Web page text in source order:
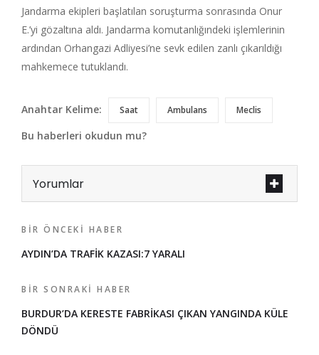
Jandarma ekipleri başlatılan soruşturma sonrasında Onur
E.’yi gözaltına aldı. Jandarma komutanlığındeki işlemlerinin
ardından Orhangazi Adliyesi’ne sevk edilen zanlı çıkarıldığı
mahkemece tutuklandı.
Anahtar Kelime: Saat Ambulans Meclis
Bu haberleri okudun mu?
Yorumlar
BIR ÖNCEKI HABER
AYDIN’DA TRAFİK KAZASI:7 YARALI
BIR SONRAKI HABER
BURDUR’DA KERESTE FABRİKASI ÇIKAN YANGINDA KÜLE
DÖNDÜ